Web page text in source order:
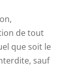
de tout
que soit le
sauf